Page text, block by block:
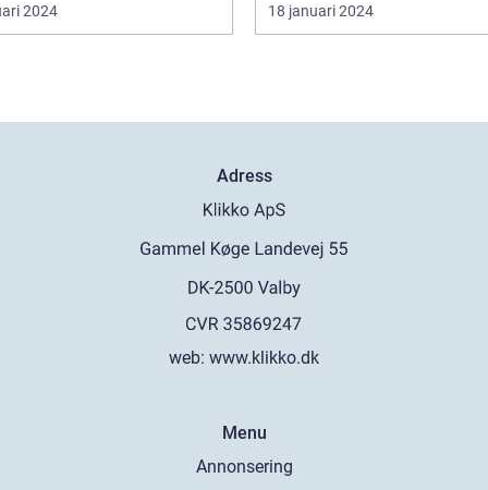
2024 18 januari 2024
Adress
web: www.klikko.dk
Menu
Annonsering